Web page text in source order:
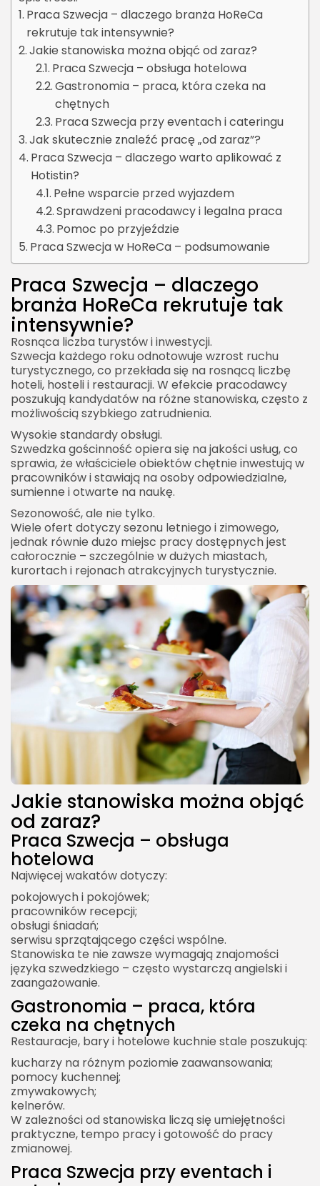
Praca Szwecja – dlaczego branża HoReCa
rekrutuje tak intensywnie?
Jakie stanowiska można objąć od zaraz?
Praca Szwecja – obsługa hotelowa
Gastronomia – praca, która czeka na
chętnych
Praca Szwecja przy eventach i cateringu
Jak skutecznie znaleźć pracę „od zaraz”?
Praca Szwecja – dlaczego warto aplikować z
Hotistin?
Pełne wsparcie przed wyjazdem
Sprawdzeni pracodawcy i legalna praca
Pomoc po przyjeździe
Praca Szwecja w HoReCa – podsumowanie
Praca Szwecja – dlaczego
branża HoReCa rekrutuje tak
intensywnie?
Rosnąca liczba turystów i inwestycji.
Szwecja każdego roku odnotowuje wzrost ruchu
turystycznego, co przekłada się na rosnącą liczbę
hoteli, hosteli i restauracji. W efekcie pracodawcy
poszukują kandydatów na różne stanowiska, często z
możliwością szybkiego zatrudnienia.
Wysokie standardy obsługi.
Szwedzka gościnność opiera się na jakości usług, co
sprawia, że właściciele obiektów chętnie inwestują w
pracowników i stawiają na osoby odpowiedzialne,
sumienne i otwarte na naukę.
Sezonowość, ale nie tylko.
Wiele ofert dotyczy sezonu letniego i zimowego,
jednak równie dużo miejsc pracy dostępnych jest
całorocznie – szczególnie w dużych miastach,
kurortach i rejonach atrakcyjnych turystycznie.
Jakie stanowiska można objąć
od zaraz?
Praca Szwecja – obsługa
hotelowa
Najwięcej wakatów dotyczy:
pokojowych i pokojówek;
pracowników recepcji;
obsługi śniadań;
serwisu sprzątającego części wspólne.
Stanowiska te nie zawsze wymagają znajomości
języka szwedzkiego – często wystarczą angielski i
zaangażowanie.
Gastronomia – praca, która
czeka na chętnych
Restauracje, bary i hotelowe kuchnie stale poszukują:
kucharzy na różnym poziomie zaawansowania;
pomocy kuchennej;
zmywakowych;
kelnerów.
W zależności od stanowiska liczą się umiejętności
praktyczne, tempo pracy i gotowość do pracy
zmianowej.
Praca Szwecja przy eventach i